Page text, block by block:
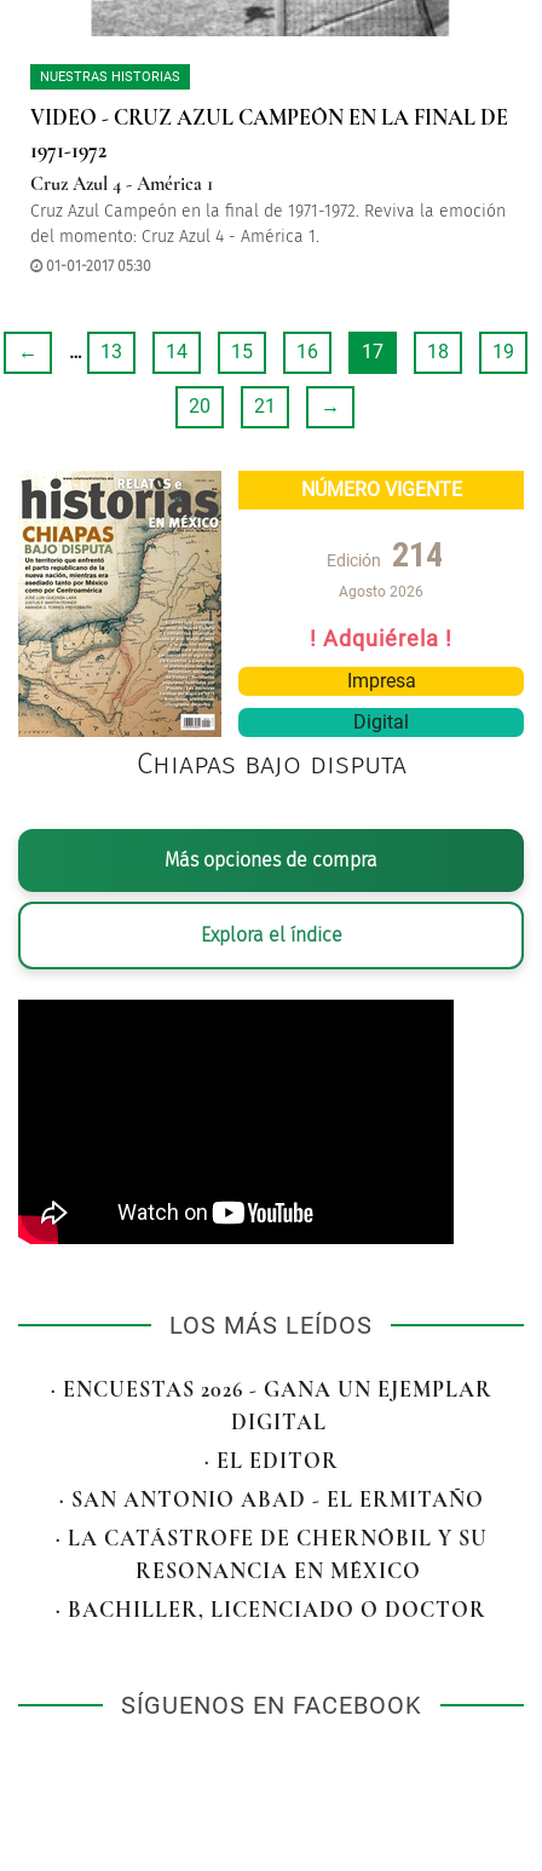
NUESTRAS HISTORIAS
VIDEO - CRUZ AZUL CAMPEÓN EN LA FINAL DE
1971-1972
Cruz Azul 4 - América 1
Cruz Azul Campeón en la final de 1971-1972. Reviva la emoción
del momento: Cruz Azul 4 - América 1.
01-01-2017 05:30
← … 13 14 15 16 17 18 19
20 21 →
NÚMERO VIGENTE
Edición 214
Agosto 2026
! Adquiérela !
Impresa
Digital
Chiapas bajo disputa
Más opciones de compra
Explora el índice
LOS MÁS LEÍDOS
· ENCUESTAS 2026 - GANA UN EJEMPLAR
DIGITAL
· EL EDITOR
· SAN ANTONIO ABAD - EL ERMITAÑO
· LA CATÁSTROFE DE CHERNÓBIL Y SU
RESONANCIA EN MÉXICO
· BACHILLER, LICENCIADO O DOCTOR
SÍGUENOS EN FACEBOOK